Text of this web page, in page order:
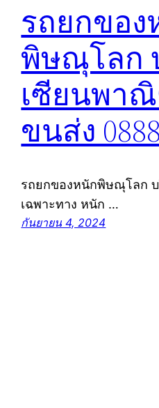
รถยกของ
พิษณุโลก
เซียนพา
ขนส่ง
รถยกของหนักพิษณุโลก
เฉพาะทาง หนัก …
กันยายน 4, 2024